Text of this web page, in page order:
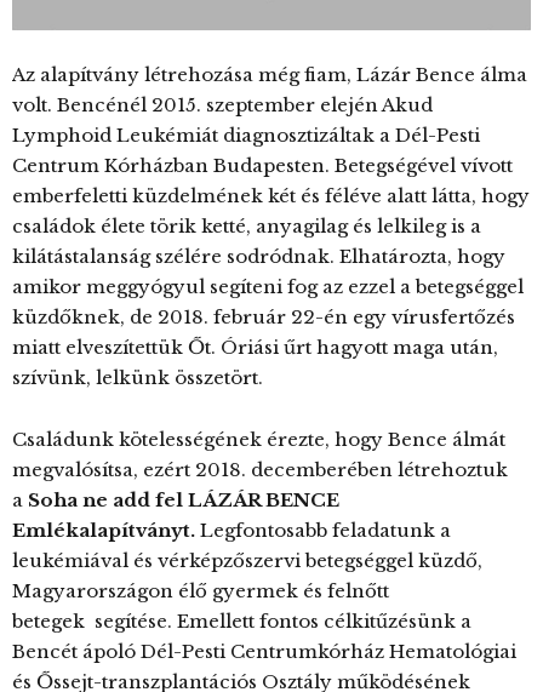
Az alapítvány létrehozása még fiam, Lázár Bence álma
volt. Bencénél 2015. szeptember elején Akud
Lymphoid Leukémiát diagnosztizáltak a Dél-Pesti
Centrum Kórházban Budapesten. Betegségével vívott
emberfeletti küzdelmének két és féléve alatt látta, hogy
családok élete törik ketté, anyagilag és lelkileg is a
kilátástalanság szélére sodródnak. Elhatározta, hogy
amikor meggyógyul segíteni fog az ezzel a betegséggel
küzdőknek, de 2018. február 22-én egy vírusfertőzés
miatt elveszítettük Őt. Óriási űrt hagyott maga után,
szívünk, lelkünk összetört.
Családunk kötelességének érezte, hogy Bence álmát
megvalósítsa, ezért 2018. decemberében létrehoztuk
a Soha ne add fel LÁZÁR BENCE
Emlékalapítványt. Legfontosabb feladatunk a
leukémiával és vérképzőszervi betegséggel küzdő,
Magyarországon élő gyermek és felnőtt
betegek segítése. Emellett fontos célkitűzésünk a
Bencét ápoló Dél-Pesti Centrumkórház Hematológiai
és Őssejt-transzplantációs Osztály működésének